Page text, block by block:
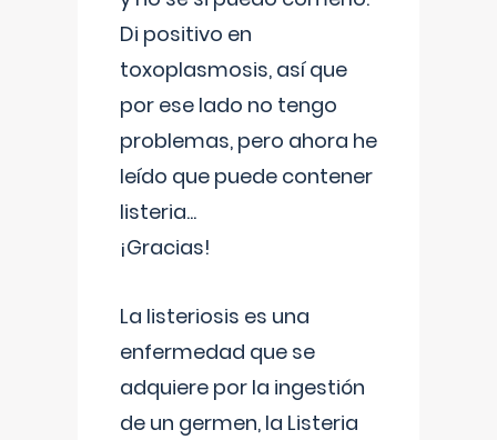
Di positivo en
toxoplasmosis, así que
por ese lado no tengo
problemas, pero ahora he
leído que puede contener
listeria...
¡Gracias!
La listeriosis es una
enfermedad que se
adquiere por la ingestión
de un germen, la Listeria